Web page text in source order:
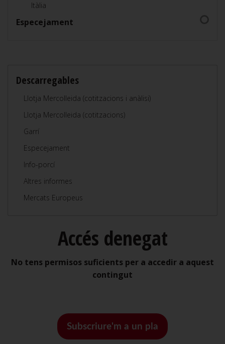
Itàlia
Especejament
Descarregables
Llotja Mercolleida (cotitzacions i anàlisi)
Llotja Mercolleida (cotitzacions)
Garrí
Especejament
Info-porcí
Altres informes
Mercats Europeus
Accés denegat
No tens permisos suficients per a accedir a aquest
contingut
Subscriure'm a un pla